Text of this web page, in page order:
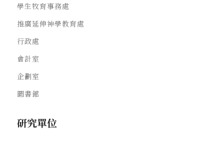
學生牧育事務處
推廣延伸神學教育處
行政處
會計室
企劃室
圖書館
研究單位